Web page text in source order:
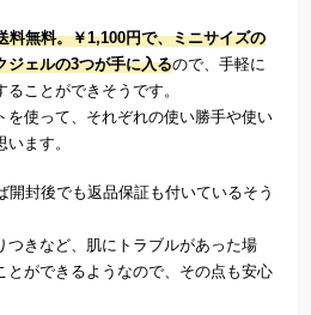
料無料。￥1,100円で、ミニサイズの
ジェルの3つが手に入るので、手軽に
ことができそうです。
を使って、それぞれの使い勝手や使い
ます。
開封後でも返品保証も付いているそう
つきなど、肌にトラブルがあった場
とができるようなので、その点も安心